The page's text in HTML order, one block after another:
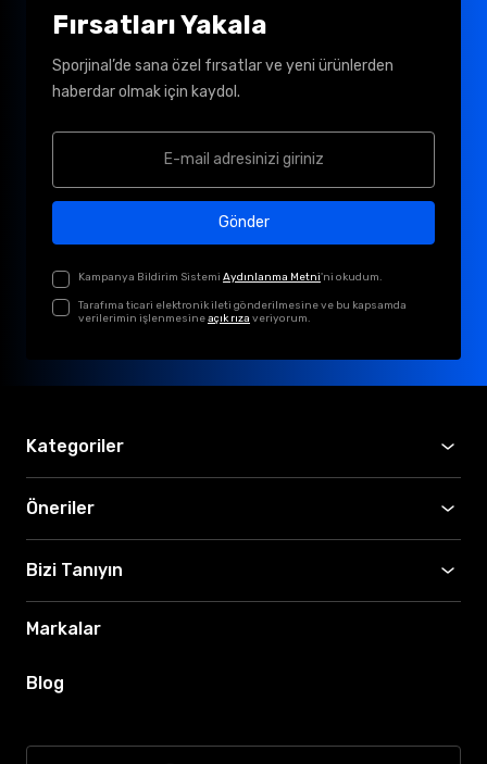
Fırsatları Yakala
Sporjinal’de sana özel fırsatlar ve yeni ürünlerden
haberdar olmak için kaydol.
Gönder
Kampanya Bildirim Sistemi Aydınlanma Metni'ni okudum.
Tarafıma ticari elektronik ileti gönderilmesine ve bu kapsamda
verilerimin işlenmesineaçık rıza veriyorum.
Kategoriler
Öneriler
Bizi Tanıyın
Markalar
Blog